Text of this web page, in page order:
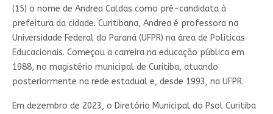
(15) o nome de Andrea Caldas como pré-candidata à
prefeitura da cidade. Curitibana, Andrea é professora na
Universidade Federal do Paraná (UFPR) na área de Políticas
Educacionais. Começou a carreira na educação pública em
1988, no magistério municipal de Curitiba, atuando
posteriormente na rede estadual e, desde 1993, na UFPR.
Em dezembro de 2023, o Diretório Municipal do Psol Curitiba